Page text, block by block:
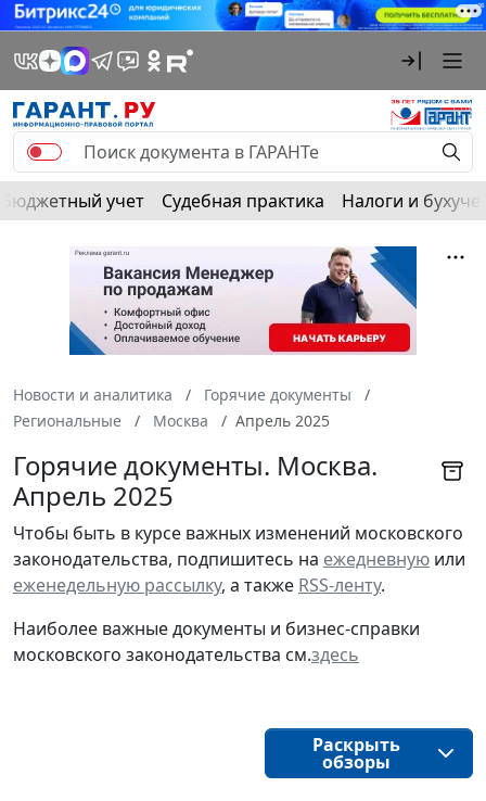
Бюджетный учет Судебная практика Налоги и
Новости и аналитика
Горячие документы
Региональные
Москва Апрель 2025
Горячие документы. Москва.
Апрель 2025
Чтобы быть в курсе важных изменений московского
законодательства, подпишитесь на ежедневную или
еженедельную рассылку, а также RSS-ленту.
Наиболее важные документы и бизнес-справки
московского законодательства см.здесь
Раскрыть
обзоры